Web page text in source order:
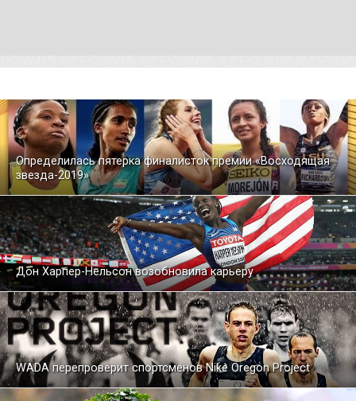
Определилась пятерка финалисток премии «Восходящая
звезда-2019»
Дон Харпер-Нельсон возобновила карьеру
WADA перепроверит спортсменов Nike Oregon Project